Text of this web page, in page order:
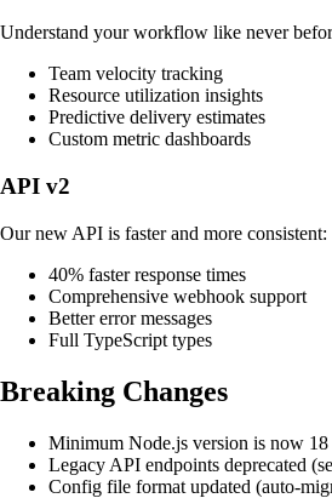
Understand your workflow like never
Team velocity tracking
Resource utilization insights
Predictive delivery estimates
Custom metric dashboards
API v2
Our new API is faster and more consistent:
40% faster response times
Comprehensive webhook support
Better error messages
Full TypeScript types
Breaking Changes
Minimum Node.js version is now 18
Legacy API endpoints deprecated
Config file format updated (auto-